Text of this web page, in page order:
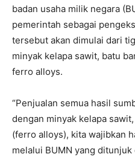
badan usaha milik negara
pemerintah sebagai
tersebut akan dimulai dari
minyak kelapa sawit, batu
ferro alloys.
“Penjualan semua hasil
dengan minyak kelapa
(ferro alloys), kita wajibkan
melalui BUMN yang